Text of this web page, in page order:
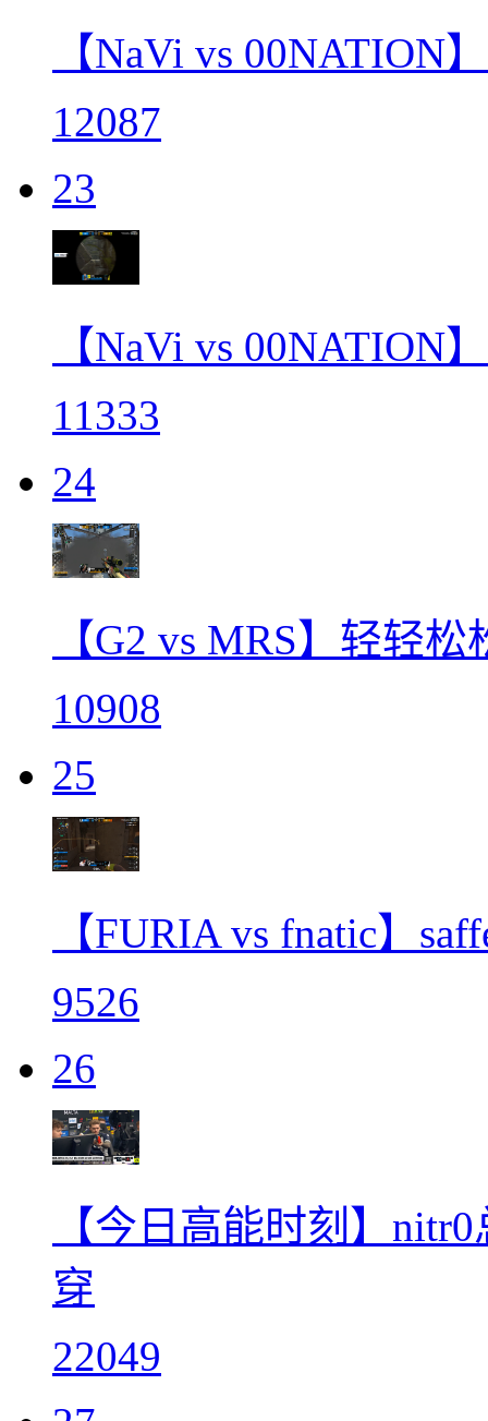
【NaVi vs 00NATION
12087
23
【NaVi vs 00NATION
11333
24
【G2 vs MRS】轻轻
10908
25
【FURIA vs fnatic】
9526
26
【今日高能时刻】
穿
22049